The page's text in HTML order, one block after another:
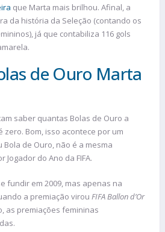
que Marta mais brilhou. Afinal, a
da história da Seleção (contando os
já que contabiliza 116 gols
de Ouro Marta
saber quantas Bolas de Ouro a
zero. Bom, isso acontece por um
Bola de Ouro, não é a mesma
do Ano da FIFA.
fundir em 2009, mas apenas na
a premiação virou FIFA Ballon d’Or
as premiações femininas